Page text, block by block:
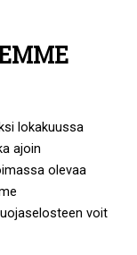
lokakuussa
ajoin
olevaa
voit